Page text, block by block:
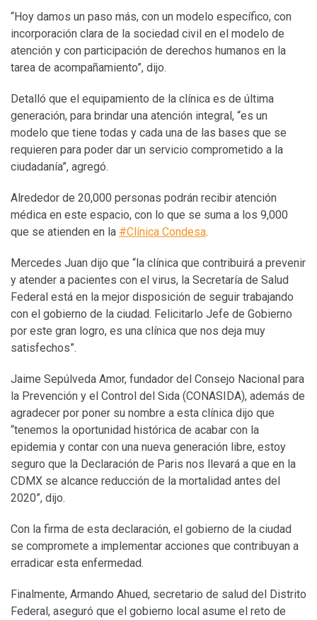
“Hoy damos un paso más, con un modelo específico, con
incorporación clara de la sociedad civil en el modelo de
atención y con participación de derechos humanos en la
tarea de acompañamiento”, dijo.
Detalló que el equipamiento de la clínica es de última
generación, para brindar una atención integral, “es un
modelo que tiene todas y cada una de las bases que se
requieren para poder dar un servicio comprometido a la
ciudadanía”, agregó.
Alrededor de 20,000 personas podrán recibir atención
médica en este espacio, con lo que se suma a los 9,000
que se atienden en la #Clínica Condesa.
Mercedes Juan dijo que “la clínica que contribuirá a prevenir
y atender a pacientes con el virus, la Secretaría de Salud
Federal está en la mejor disposición de seguir trabajando
con el gobierno de la ciudad. Felicitarlo Jefe de Gobierno
por este gran logro, es una clínica que nos deja muy
satisfechos”.
Jaime Sepúlveda Amor, fundador del Consejo Nacional para
la Prevención y el Control del Sida (CONASIDA), además de
agradecer por poner su nombre a esta clínica dijo que
“tenemos la oportunidad histórica de acabar con la
epidemia y contar con una nueva generación libre, estoy
seguro que la Declaración de Paris nos llevará a que en la
CDMX se alcance reducción de la mortalidad antes del
2020”, dijo.
Con la firma de esta declaración, el gobierno de la ciudad
se compromete a implementar acciones que contribuyan a
erradicar esta enfermedad.
Finalmente, Armando Ahued, secretario de salud del Distrito
Federal, aseguró que el gobierno local asume el reto de